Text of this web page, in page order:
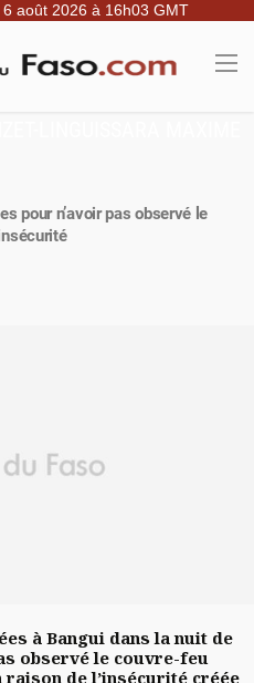
août 2026 à 16h03 GMT
pour n’avoir pas observé le
à Bangui dans la nuit de
observé le couvre-feu
de l’insécurité créée